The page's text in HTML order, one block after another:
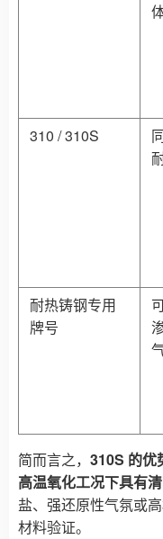
310 / 310S
耐热铸钢专用
牌号
简而言之， 310S 的优
高温氧化工况下具有
盐、强还原性气氛或
材料验证。